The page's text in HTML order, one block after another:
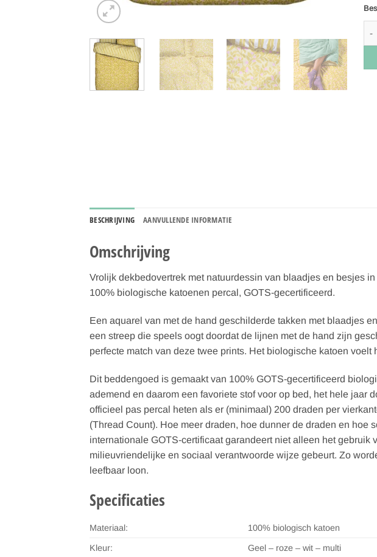
BESCHRIJVING AANVULLENDE INFORMATIE
Omschrijving
Vrolijk dekbedovertrek met natuurdessin van blaadjes en besjes
100% biologische katoenen percal, GOTS-gecertificeerd.
Een aquarel van met de hand geschilderde takken met blaadjes
een streep die speels oogt doordat de lijnen met de hand zijn
perfecte match van deze twee prints. Het biologische katoen
Dit beddengoed is gemaakt van 100% GOTS-gecertificeerd
ademend en daarom een favoriete stof voor op bed, het hele jaar
officieel pas percal heten als er (minimaal) 200 draden per
(Thread Count). Hoe meer draden, hoe dunner de draden en
internationale GOTS-certificaat garandeert niet alleen het
milieuvriendelijke en sociaal verantwoorde wijze gebeurt. Zo
leefbaar loon.
Specificaties
Materiaal: 100% biologisch katoen
Kleur: Geel – roze – wit – multi